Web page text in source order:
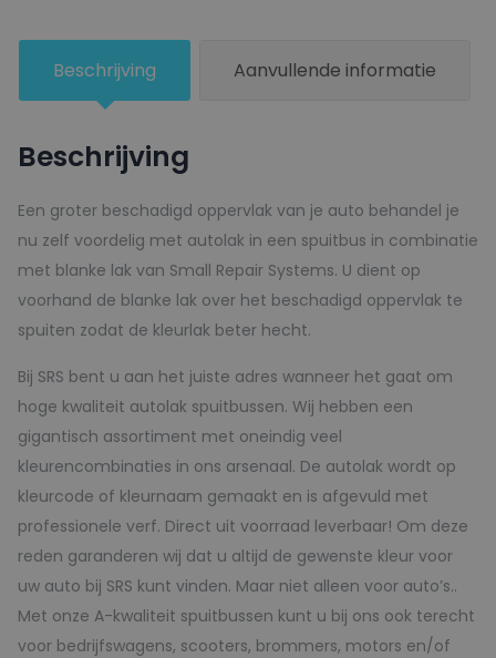
LIQUID
SILVER/ZERMATT
-
aantal
Beschrijving Aanvullende informatie
Beschrijving
Een groter beschadigd oppervlak van je auto behandel je
nu zelf voordelig met autolak in een spuitbus in combinatie
met blanke lak van Small Repair Systems. U dient op
voorhand de blanke lak over het beschadigd oppervlak te
spuiten zodat de kleurlak beter hecht.
Bij SRS bent u aan het juiste adres wanneer het gaat om
hoge kwaliteit autolak spuitbussen. Wij hebben een
gigantisch assortiment met oneindig veel
kleurencombinaties in ons arsenaal. De autolak wordt op
kleurcode of kleurnaam gemaakt en is afgevuld met
professionele verf. Direct uit voorraad leverbaar! Om deze
reden garanderen wij dat u altijd de gewenste kleur voor
uw auto bij SRS kunt vinden. Maar niet alleen voor auto’s..
Met onze A-kwaliteit spuitbussen kunt u bij ons ook terecht
voor bedrijfswagens, scooters, brommers, motors en/of